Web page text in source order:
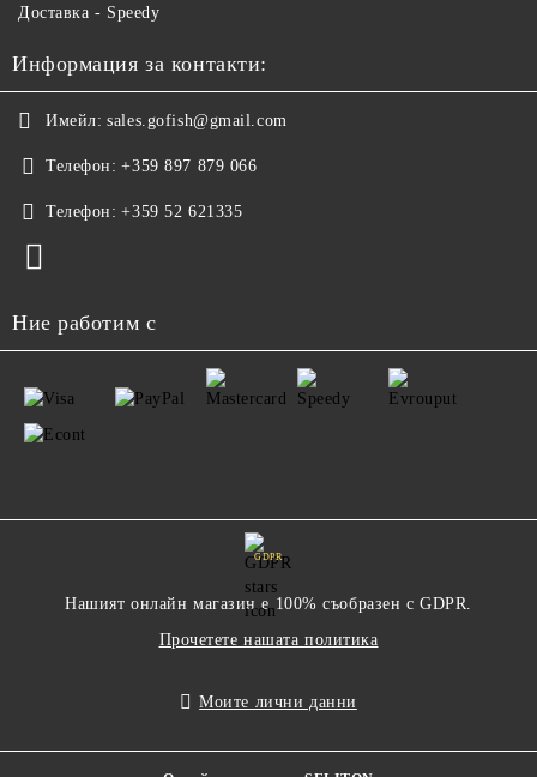
Доставка - Speedy
Информация за контакти:
Имейл: sales.gofish@gmail.com
Телефон: +359 897 879 066
Телефон: +359 52 621335
Ние работим с
GDPR
Нашият онлайн магазин е 100% съобразен с GDPR.
Прочетете нашата политика
Моите лични данни